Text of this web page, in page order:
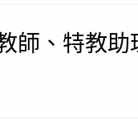
師、特教